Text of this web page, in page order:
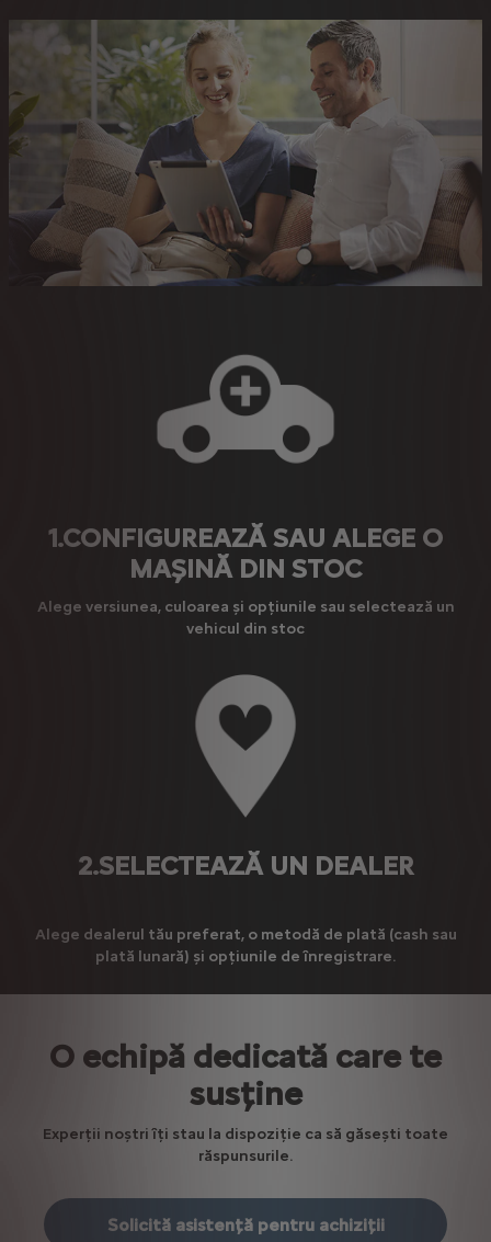
1.CONFIGUREAZĂ SAU ALEGE O
MAȘINĂ DIN STOC
Alege versiunea, culoarea și opțiunile sau selectează un
vehicul din stoc
2.SELECTEAZĂ UN DEALER
Alege dealerul tău preferat, o metodă de plată (cash sau
plată lunară) și opțiunile de înregistrare.
O echipă dedicată care te
susține
Experții noștri îți stau la dispoziție ca să găsești toate
răspunsurile.
Solicită asistență pentru achiziții